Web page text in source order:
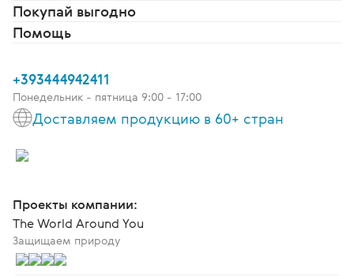
Покупай выгодно
Помощь
+393444942411
Понедельник - пятница 9:00 - 17:00
Доставляем продукцию в 60+ стран
Проекты компании:
The World Around You
Защищаем природу